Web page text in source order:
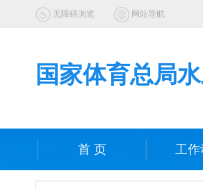
无障碍浏览 网站导航
国家体育总局
首 页 工作